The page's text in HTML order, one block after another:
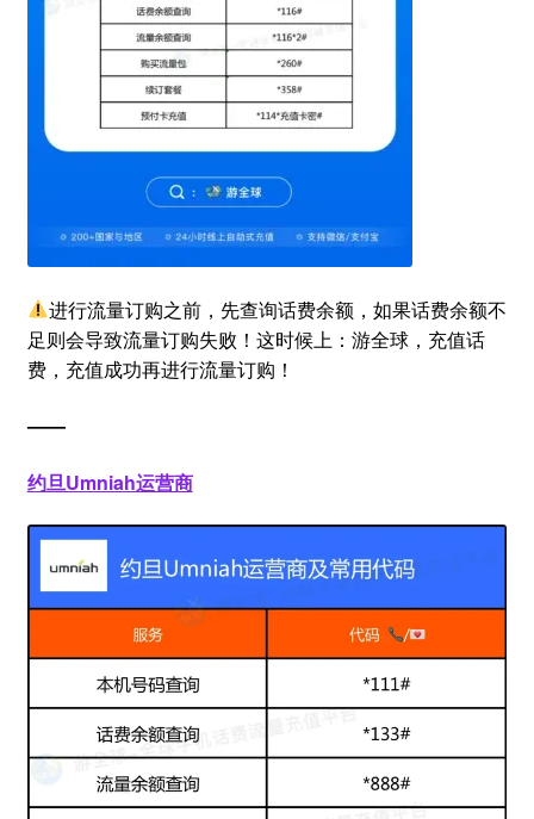
进行流量订购之前，先查询话费余额，如果话费余额不
足则会导致流量订购失败！这时候上：游全球，充值话
费，充值成功再进行流量订购！
——
约旦Umniah运营商